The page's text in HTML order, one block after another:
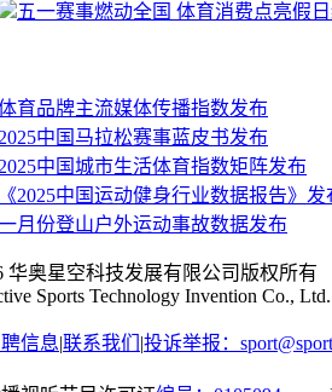
五一赛事燃动全国 体育消费点亮假
育品牌主流媒体传播指数发布
中国马拉松赛事蓝皮书发布
中国城市生活体育指数矩阵发布
《2025中国运动健身行业数据报告》发
月份登山户外运动事故数据发布
华奥星空科技发展有限公司版权所有
Sports Technology Invention Co., Ltd.
信息|联系我们 |投诉举报：